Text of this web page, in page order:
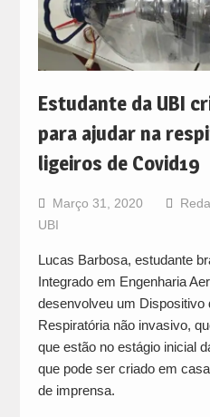
Estudante da UBI
para ajudar na
ligeiros de Covid19
Março 31, 2020
UBI
Lucas Barbosa, estudante
Integrado em Engenharia
desenvolveu um Dispositivo
Respiratória não invasivo,
que estão no estágio inicial
que pode ser criado em
de imprensa.